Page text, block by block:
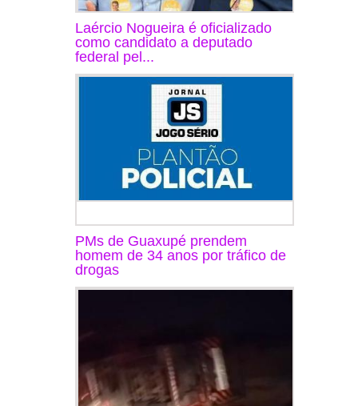
Laércio Nogueira é oficializado
como candidato a deputado
federal pel...
PMs de Guaxupé prendem
homem de 34 anos por tráfico de
drogas